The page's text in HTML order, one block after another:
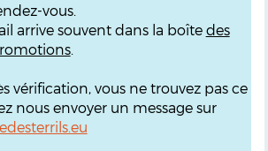
vous.
arrive souvent dans la boîte des
.
vérification, vous ne trouvez pas ce
nous envoyer un message sur